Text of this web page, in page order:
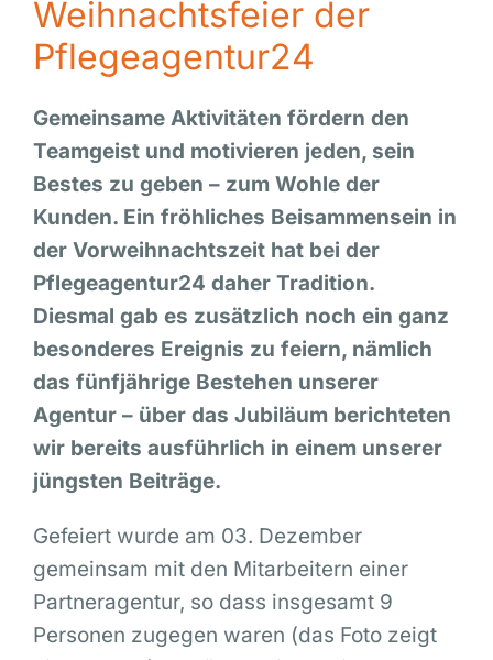
Weihnachtsfeier der
Pflegeagentur24
Gemeinsame Aktivitäten fördern den
Teamgeist und motivieren jeden, sein
Bestes zu geben – zum Wohle der
Kunden. Ein fröhliches Beisammensein in
der Vorweihnachtszeit hat bei der
Pflegeagentur24 daher Tradition.
Diesmal gab es zusätzlich noch ein ganz
besonderes Ereignis zu feiern, nämlich
das fünfjährige Bestehen unserer
Agentur – über das Jubiläum berichteten
wir bereits ausführlich in einem unserer
jüngsten Beiträge.
Gefeiert wurde am 03. Dezember
gemeinsam mit den Mitarbeitern einer
Partneragentur, so dass insgesamt 9
Personen zugegen waren (das Foto zeigt